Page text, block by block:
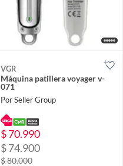
VGR
Máquina patillera voyager v-
071
Por Seller Group
$ 70.990
$ 74.900
$ 80.000